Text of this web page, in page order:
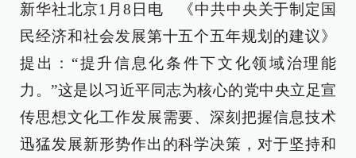
新华社北京1月8日电 《中共中央关于制定国
民经济和社会发展第十五个五年规划的建议》
提出：“提升信息化条件下文化领域治理能
力。”这是以习近平同志为核心的党中央立足宣
传思想文化工作发展需要、深刻把握信息技术
迅猛发展新形势作出的科学决策，对于坚持和